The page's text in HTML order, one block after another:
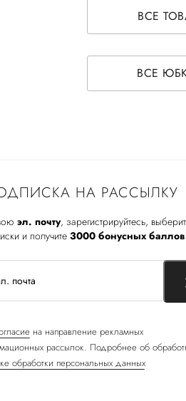
ВСЕ
ВСЕ
НА РАССЫЛКУ
эл. почту, зарегистрируйтесь,
и получите 3000 бонусных баллов
на направление рекламных
рассылок. Подробнее об
обработки персональных данных